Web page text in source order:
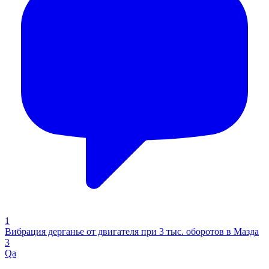
1
Вибрация дерганье от двигателя при 3 тыс. оборотов в Мазда
3
Qa